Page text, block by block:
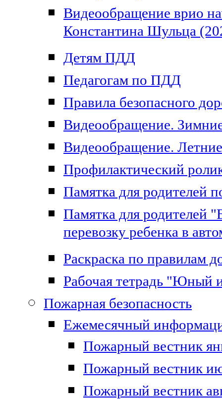
Видеообращение врио
Константина Шульца
Детям ПДД
Педагогам по ПДД
Правила безопасного
Видеообращение.
Видеообращение.
Профилактический
Памятка для родителей
Памятка для родителей
перевозку ребенка в
Раскраска по правилам
Рабочая тетрадь "Юный
Пожарная безопасность
Ежемесячный
Пожарный вестник
Пожарный вестник
Пожарный вестник